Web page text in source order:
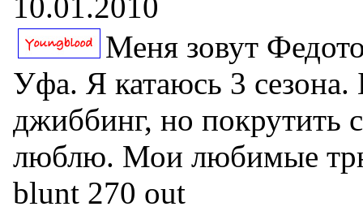
Меня зовут
Уфа. Я катаюсь 3
джиббинг, но покрутить
люблю. Мои любимые
blunt 270 out